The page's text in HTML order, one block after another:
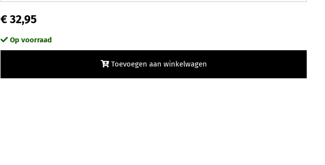
€ 32,95
Op voorraad
Toevoegen aan winkelwagen